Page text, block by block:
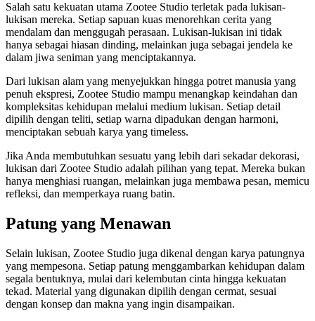
Salah satu kekuatan utama Zootee Studio terletak pada lukisan-
lukisan mereka. Setiap sapuan kuas menorehkan cerita yang
mendalam dan menggugah perasaan. Lukisan-lukisan ini tidak
hanya sebagai hiasan dinding, melainkan juga sebagai jendela ke
dalam jiwa seniman yang menciptakannya.
Dari lukisan alam yang menyejukkan hingga potret manusia yang
penuh ekspresi, Zootee Studio mampu menangkap keindahan dan
kompleksitas kehidupan melalui medium lukisan. Setiap detail
dipilih dengan teliti, setiap warna dipadukan dengan harmoni,
menciptakan sebuah karya yang timeless.
Jika Anda membutuhkan sesuatu yang lebih dari sekadar dekorasi,
lukisan dari Zootee Studio adalah pilihan yang tepat. Mereka bukan
hanya menghiasi ruangan, melainkan juga membawa pesan, memicu
refleksi, dan memperkaya ruang batin.
Patung yang Menawan
Selain lukisan, Zootee Studio juga dikenal dengan karya patungnya
yang mempesona. Setiap patung menggambarkan kehidupan dalam
segala bentuknya, mulai dari kelembutan cinta hingga kekuatan
tekad. Material yang digunakan dipilih dengan cermat, sesuai
dengan konsep dan makna yang ingin disampaikan.